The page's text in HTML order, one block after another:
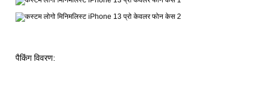
पैकिंग विवरण: